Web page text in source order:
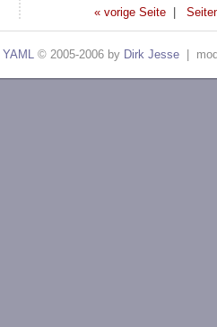
« vorige Seite |
YAML © 2005-2006 by Dirk Jesse |